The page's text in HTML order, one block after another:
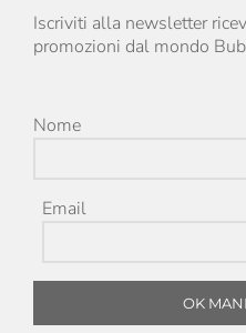
Iscriviti alla newsletter
promozioni dal mondo
Nome
Email
OK